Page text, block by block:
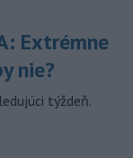
Extrémne
nie?
týždeň.